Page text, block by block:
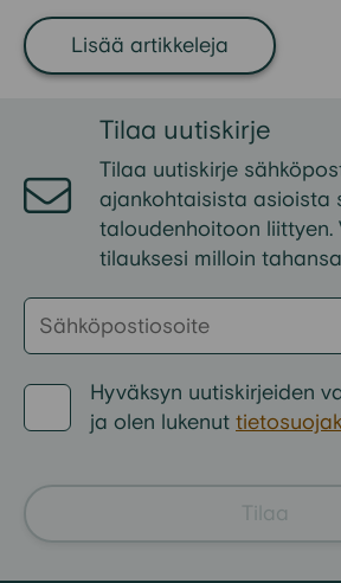
lopullinen vanhentuminen
yleensä 15-20 vuotta. Se
aika elää ulosoton tai
normaaliin taloudelliseen
Lisää artikkeleja
Tilaa uutiskirje
Tilaa uutiskirje
ajankohtaisista asioista
taloudenhoitoon liittyen.
tilauksesi milloin
Hyväksyn uutiskirjeiden
ja olen lukenut
Tilaa